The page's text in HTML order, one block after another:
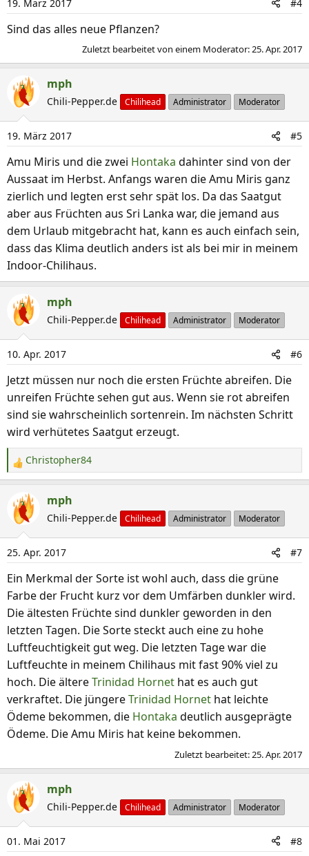
o
n
19. März 2017 #4
Sind das alles neue Pflanzen?
Zuletzt bearbeitet von einem Moderator:25. Apr. 2017
mph
Chili-Pepper.de Chilihead Administrator Moderator
19. März 2017 #5
Amu Miris und die zwei Hontaka dahinter sind von der
Aussaat im Herbst. Anfangs waren die Amu Miris ganz
zierlich und legten erst sehr spät los. Da das Saatgut
aber aus Früchten aus Sri Lanka war, die jemand aus
dem Urlaub mitgebracht hat, kann es auch einfach sein,
dass das Klima deutlich anders ist als bei mir in meinem
Indoor-Chilihaus.
mph
Chili-Pepper.de Chilihead Administrator Moderator
10. Apr. 2017 #6
Jetzt müssen nur noch die ersten Früchte abreifen. Die
unreifen Früchte sehen gut aus. Wenn sie rot abreifen
sind sie wahrscheinlich sortenrein. Im nächsten Schritt
wird verhütetes Saatgut erzeugt.
R
e
a
k
i
o
n
n
:
Christopher84
mph
Chili-Pepper.de Chilihead Administrator Moderator
25. Apr. 2017 #7
Ein Merkmal der Sorte ist wohl auch, dass die grüne
Farbe der Frucht kurz vor dem Umfärben dunkler wird.
Die ältesten Früchte sind dunkler geworden in den
letzten Tagen. Die Sorte steckt auch eine zu hohe
Luftfeuchtigkeit gut weg. Die letzten Tage war die
Luftfeuchte in meinem Chilihaus mit fast 90% viel zu
hoch. Die ältereTrinidad Hornet hat es auch gut
verkraftet. Die jüngereTrinidad Hornet hat leichte
Ödeme bekommen, die Hontaka deutlich ausgeprägte
Ödeme. Die Amu Miris hat keine bekommen.
Zuletzt bearbeitet:25. Apr. 2017
mph
Chili-Pepper.de Chilihead Administrator Moderator
01. Mai 2017 #8